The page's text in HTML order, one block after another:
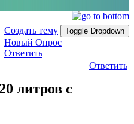
Создать тему
Toggle Dropdown
Новый Опрос
Ответить
Ответить
литров с